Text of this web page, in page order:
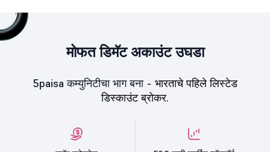
मोफत डिमॅट अकाउंट उघडा
5paisa कम्युनिटीचा भाग बना - भारताचे पहिले लिस्टेड
डिस्काउंट ब्रोकर.